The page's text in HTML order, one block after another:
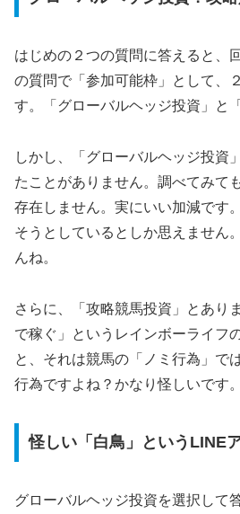
はじめの２つの質問に答えると、
の質問で「参加可能枠」として、
す。「グローバルヘッジ投資」と
しかし、「グローバルヘッジ投資
たことがありません。調べてみて
存在しません。実にいい加減です
そうとしているとしか思えません
んね。
さらに、「攻略競馬投資」とあり
で稼ぐ」というレインボーライフ
と、それは競馬の「ノミ行為」で
行為ですよね？かなり怪しいです。
怪しい「白鳥」というLINE
グローバルヘッジ投資を選択して